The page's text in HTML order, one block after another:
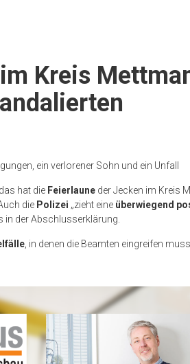
Kreis
ein verlorener Sohn und ein Unfall
hat die Feierlaune der Jecken im Kreis
die Polizei „zieht eine überwiegend
in der Abschlusserklärung.
, in denen die Beamten eingreifen